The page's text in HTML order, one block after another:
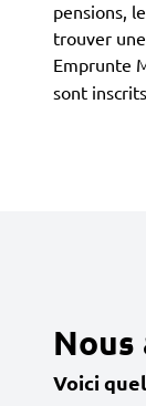
pensions,
trouver
Emprunte
sont
Nous
Voici